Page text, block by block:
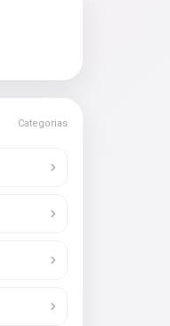
Categorias